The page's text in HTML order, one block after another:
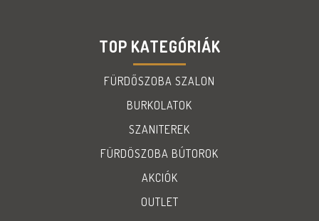
TOP KATEGÓRIÁK
FÜRDŐSZOBA SZALON
BURKOLATOK
SZANITEREK
FÜRDÖSZOBA BÚTOROK
AKCIÓK
OUTLET